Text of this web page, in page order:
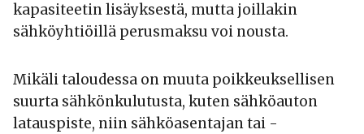
kapasiteetin lisäyksestä, mutta joillakin
sähköyhtiöillä perusmaksu voi nousta.
Mikäli taloudessa on muuta poikkeuksellisen
suurta sähkönkulutusta, kuten sähköauton
latauspiste, niin sähköasentajan tai -